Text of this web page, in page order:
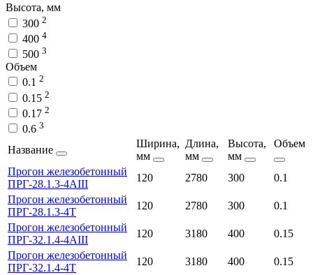
Высота, мм
300 2
400 4
500 3
Объем
0.1 2
0.15 2
0.17 2
0.6 3
Название
Ширина,
мм
Длина,
мм
Высота,
мм
Объем
Прогон железобетонный
ПРГ-28.1.3-4АIII
120 2780 300
0.1
Прогон железобетонный
ПРГ-28.1.3-4Т
120 2780 300
0.1
Прогон железобетонный
ПРГ-32.1.4-4АIII
120 3180 400
0.15
Прогон железобетонный
ПРГ-32.1.4-4Т
120 3180 400
0.15